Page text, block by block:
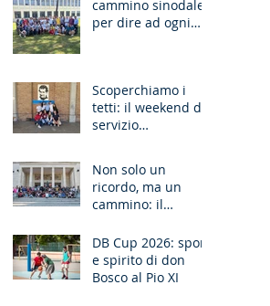
cammino sinodale
per dire ad ogni
Scoperchiamo i
tetti: il weekend di
servizio
Non solo un
ricordo, ma un
cammino: il
unisce le
generazioni
DB Cup 2026: sport
e spirito di don
Bosco al Pio XI